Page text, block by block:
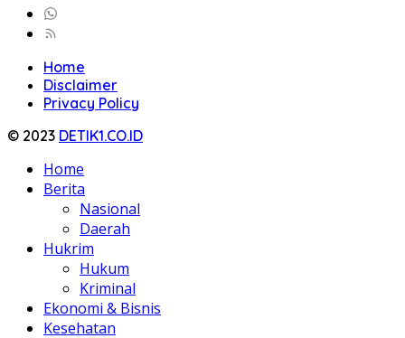
Home
Disclaimer
Privacy Policy
© 2023 DETIK1.CO.ID
Home
Berita
Nasional
Daerah
Hukrim
Hukum
Kriminal
Ekonomi & Bisnis
Kesehatan